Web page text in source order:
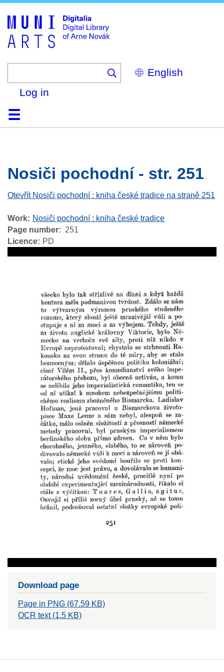
Select
your
Log in
HomeBrowse
Search
About
HelpContactDigitalia
Nosiči pochodní - str. 251
Otevřít Nosiči pochodní : kniha české tradice na straně 251
Work
Nosiči pochodní : kniha české tradice
Page number
251
Licence
PD
Download page
Page in PNG (67.59 KB)
OCR text (1.5 KB)